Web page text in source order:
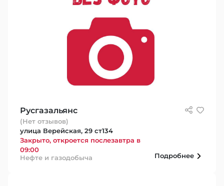
Русгазальянс
(Нет отзывов)
улица Верейская, 29 ст134
Закрыто, откроется послезавтра в
09:00
Нефте и газодобыча
Подробнее